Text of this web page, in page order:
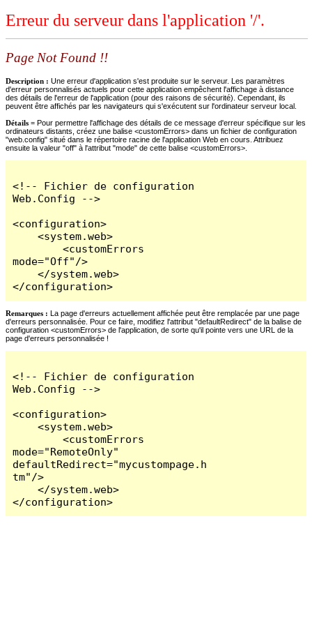
Erreur du serveur dans l'application '/'.
Page Not Found !!
Description : Une erreur d'application s'est produite sur le serveur. Les paramètres
d'erreur personnalisés actuels pour cette application empêchent l'affichage à distance
des détails de l'erreur de l'application (pour des raisons de sécurité). Cependant, ils
peuvent être affichés par les navigateurs qui s'exécutent sur l'ordinateur serveur local.
Détails = Pour permettre l'affichage des détails de ce message d'erreur spécifique sur les
ordinateurs distants, créez une balise <customErrors> dans un fichier de configuration
"web.config" situé dans le répertoire racine de l'application Web en cours. Attribuez
ensuite la valeur "off" à l'attribut "mode" de cette balise <customErrors>.
<!-- Fichier de configuration
Web.Config -->
<configuration>
    <system.web>
        <customErrors
mode="Off"/>
    </system.web>
</configuration>
Remarques : La page d'erreurs actuellement affichée peut être remplacée par une page
d'erreurs personnalisée. Pour ce faire, modifiez l'attribut "defaultRedirect" de la balise de
configuration <customErrors> de l'application, de sorte qu'il pointe vers une URL de la
page d'erreurs personnalisée !
<!-- Fichier de configuration
Web.Config -->
<configuration>
    <system.web>
        <customErrors
mode="RemoteOnly"
defaultRedirect="mycustompage.h
tm"/>
    </system.web>
</configuration>